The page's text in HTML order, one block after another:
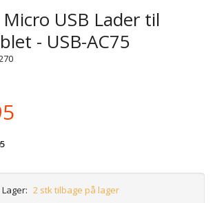
Micro USB Lader til
- USB-AC75
Lager: 2 stk tilbage på lager